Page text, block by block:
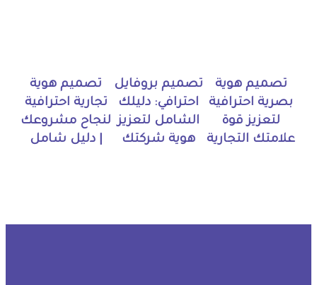
تصميم هوية
بصرية احترافية
لتعزيز قوة
علامتك التجارية
تصميم بروفايل
احترافي: دليلك
الشامل لتعزيز
هوية شركتك
تصميم هوية
تجارية احترافية
لنجاح مشروعك
| دليل شامل